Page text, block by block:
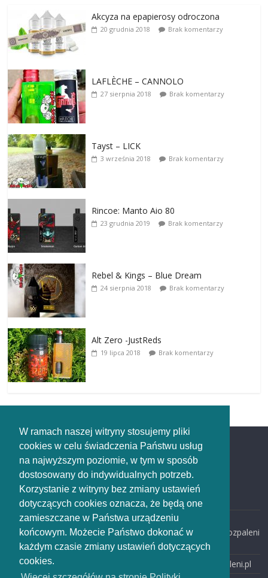
W ramach naszej witryny stosujemy pliki
cookies w celu świadczenia Państwu usług
na najwyższym poziomie, w tym w sposób
dostosowany do indywidualnych potrzeb.
Korzystanie z witryny bez zmiany ustawień
dotyczących cookies oznacza, że będą one
zamieszczane w Państwa urządzeniu
końcowym. Możecie Państwo dokonać w
każdym czasie zmiany ustawień dotyczących
cookies.
Akcyza na epapierosy odroczona
20 grudnia 2018 Brak komentarzy
LAFLÈCHE – CANNOLO
27 sierpnia 2018 Brak komentarzy
Tayst – LICK
3 września 2018 Brak komentarzy
Rincoe: Manto Aio 80
23 grudnia 2019 Brak komentarzy
Rebel & Kings – Blue Dream
24 sierpnia 2018 Brak komentarzy
Alt Zero -JustReds
19 lipca 2018 Brak komentarzy
Redakcja
Redakcja
rozpaleni.pl
redakcja@rozpaleni
.pl
www: rozpaleni.pl